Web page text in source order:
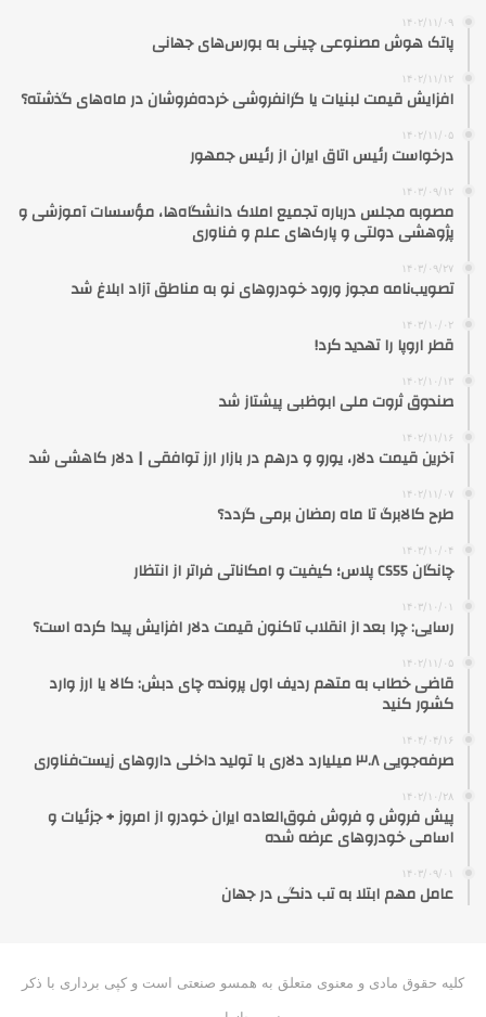
۱۴۰۲/۱۱/۰۹
پاتک هوش مصنوعی چینی به بورس‌های جهانی
۱۴۰۲/۱۱/۱۲
افزایش قیمت لبنیات یا گرانفروشی خرده‌فروشان در ماه‌های گذشته؟
۱۴۰۲/۱۱/۰۵
درخواست رئیس اتاق ایران از رئیس جمهور
۱۴۰۳/۰۹/۱۲
مصوبه مجلس درباره تجمیع املاک دانشگاه‌ها، مؤسسات آموزشی و
پژوهشی دولتی و پارک‌های علم و فناوری
۱۴۰۳/۰۹/۲۷
تصویب‌نامه مجوز ورود خودروهای نو به مناطق آزاد ابلاغ شد
۱۴۰۳/۱۰/۰۲
قطر اروپا را تهدید کرد!
۱۴۰۲/۱۰/۱۳
صندوق ثروت ملی ابوظبی پیشتاز شد
۱۴۰۲/۱۱/۱۶
آخرین قیمت دلار، یورو و درهم در بازار ارز توافقی | دلار کاهشی شد
۱۴۰۲/۱۱/۰۷
طرح کالابرگ تا ماه رمضان برمی گردد؟
۱۴۰۳/۱۰/۰۴
چانگان CS55 پلاس؛ کیفیت و امکاناتی فراتر از انتظار
۱۴۰۳/۱۰/۰۱
رسایی: چرا بعد از انقلاب تاکنون قیمت دلار افزایش پیدا کرده است؟
۱۴۰۲/۱۱/۰۵
قاضی خطاب به متهم ردیف اول پرونده چای دبش: کالا یا ارز وارد
کشور کنید
۱۴۰۴/۰۴/۱۶
صرفه‌جویی ۳.۸ میلیارد دلاری با تولید داخلی داروهای زیست‌فناوری
۱۴۰۲/۱۰/۲۸
پیش فروش و فروش فوق‌العاده ایران خودرو از امروز + جزئیات و
اسامی خودروهای عرضه شده
۱۴۰۳/۰۹/۰۱
عامل مهم ابتلا به تب دنگی در جهان
کلیه حقوق مادی و معنوی متعلق به همسو صنعتی است و کپی برداری با ذکر